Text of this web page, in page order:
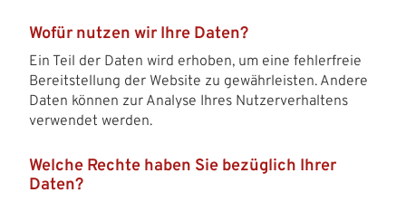
Wofür nutzen wir Ihre Daten?
Ein Teil der Daten wird erhoben, um eine fehlerfreie
Bereitstellung der Website zu gewährleisten. Andere
Daten können zur Analyse Ihres Nutzerverhaltens
verwendet werden.
Welche Rechte haben Sie bezüglich Ihrer
Daten?